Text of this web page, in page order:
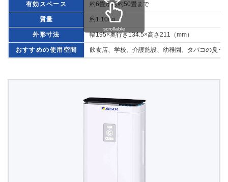
有効スペース 約6畳から約50畳まで
質量 約1,100g
外形寸法 幅195×奥行き134.5×高さ211（mm）
おすすめの使用空間 飲食店、学校、介護施設、幼稚園、タバコの臭
scrollable